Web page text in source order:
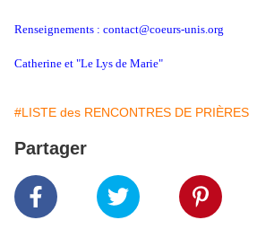
Renseignements : contact@coeurs-unis.org
Catherine et "Le Lys de Marie"
#LISTE des RENCONTRES DE PRIÈRES
Partager